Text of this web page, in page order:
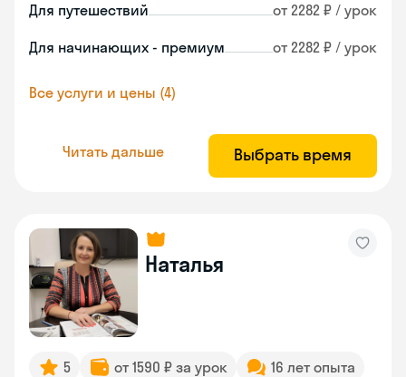
Для путешествий от 2282 ₽ / урок
Для начинающих - премиум от 2282 ₽ / урок
Все услуги и цены (4)
Читать дальше Выбрать время
Наталья
5 от 1590 ₽ за урок
16 лет опыта